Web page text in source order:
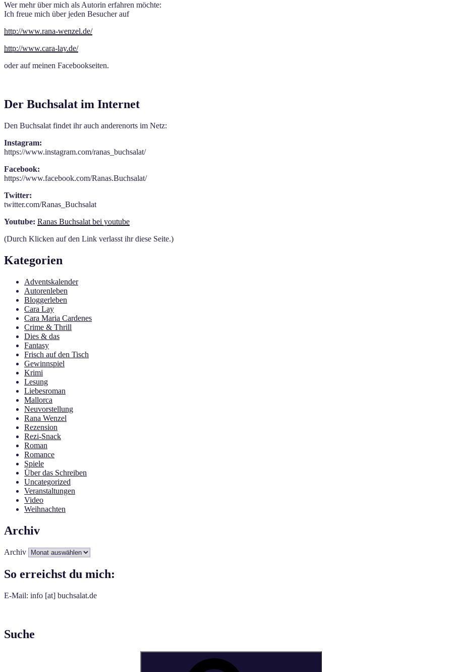
Wer mehr über mich als Autorin erfahren möchte:
Ich freue mich über jeden Besucher auf
http://www.rana-wenzel.de/
http://www.cara-lay.de/
oder auf meinen Facebookseiten.
Der Buchsalat im Internet
Den Buchsalat findet ihr auch anderenorts im Netz:
Instagram:
https://www.instagram.com/ranas_buchsalat/
Facebook:
https://www.facebook.com/Ranas.Buchsalat/
Twitter:
twitter.com/Ranas_Buchsalat
Youtube: Ranas Buchsalat bei youtube
(Durch Klicken auf den Link verlasst ihr diese Seite.)
Kategorien
Adventskalender
Autorenleben
Bloggerleben
Cara Lay
Cara Maria Cardenes
Crime & Thrill
Dies & das
Fantasy
Frisch auf den Tisch
Gewinnspiel
Krimi
Lesung
Liebesroman
Mallorca
Neuvorstellung
Rana Wenzel
Rezension
Rezi-Snack
Roman
Romance
Spiele
Über das Schreiben
Uncategorized
Veranstaltungen
Video
Weihnachten
Archiv
Archiv
So erreichst du mich:
E-Mail: info [at] buchsalat.de
Suche